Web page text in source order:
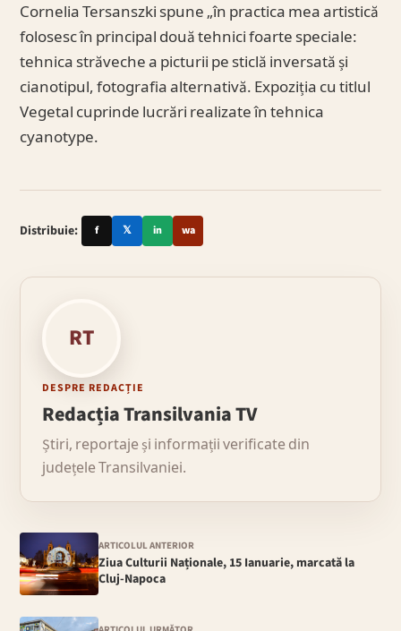
Cornelia Tersanszki spune „în practica mea artistică
folosesc în principal două tehnici foarte speciale:
tehnica străveche a picturii pe sticlă inversată și
cianotipul, fotografia alternativă. Expoziția cu titlul
Vegetal cuprinde lucrări realizate în tehnica
cyanotype.
Distribuie: f 𝕏 in wa
RT
DESPRE REDACȚIE
Redacția Transilvania TV
Știri, reportaje și informații verificate din
județele Transilvaniei.
ARTICOLUL ANTERIOR
Ziua Culturii Naționale, 15 Ianuarie, marcată la
Cluj-Napoca